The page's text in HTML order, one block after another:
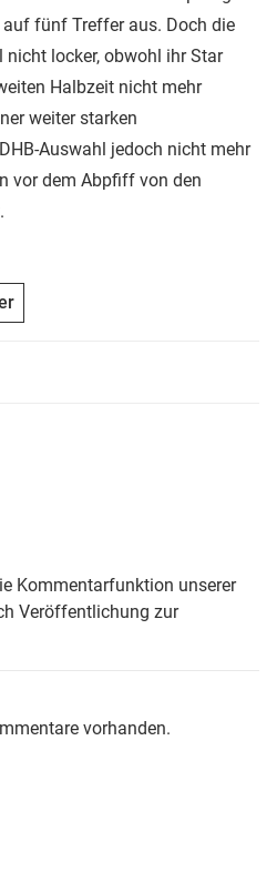
fünf Treffer aus. Doch die
locker, obwohl ihr Star
Halbzeit nicht mehr
weiter starken
Auswahl jedoch nicht mehr
vor dem Abpfiff von den
Kommentarfunktion unserer
Veröffentlichung zur
vorhanden.